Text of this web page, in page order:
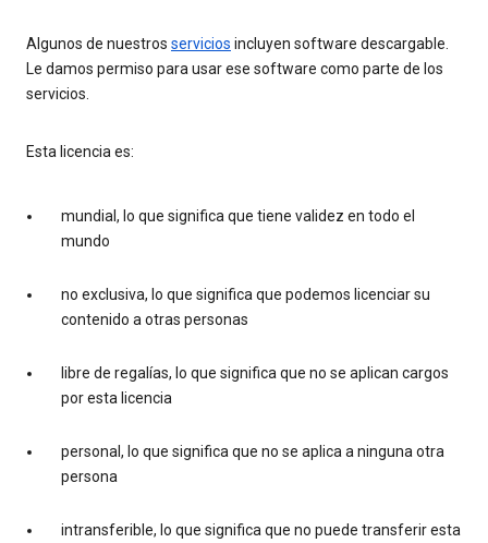
Algunos de nuestros servicios incluyen software descargable.
Le damos permiso para usar ese software como parte de los
servicios.
Esta licencia es:
mundial, lo que significa que tiene validez en todo el
mundo
no exclusiva, lo que significa que podemos licenciar su
contenido a otras personas
libre de regalías, lo que significa que no se aplican cargos
por esta licencia
personal, lo que significa que no se aplica a ninguna otra
persona
intransferible, lo que significa que no puede transferir esta